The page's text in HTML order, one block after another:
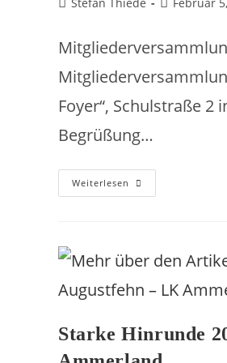
Foyer“, Schulstraße 2
Begrüßung…
Weiterlesen
Starke Hinrunde